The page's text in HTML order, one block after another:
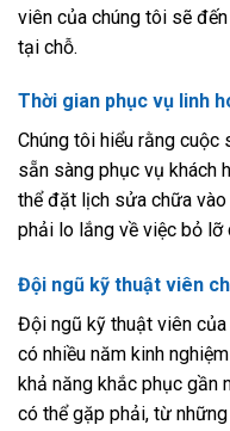
viên của chúng tôi sẽ
tại chỗ.
Thời gian phục vụ linh
Chúng tôi hiểu rằng cuộc
sẵn sàng phục vụ khách
thể đặt lịch sửa chữa
phải lo lắng về việc bỏ lỡ
Đội ngũ kỹ thuật viên
Đội ngũ kỹ thuật viên
có nhiều năm kinh
khả năng khắc phục
có thể gặp phải, từ